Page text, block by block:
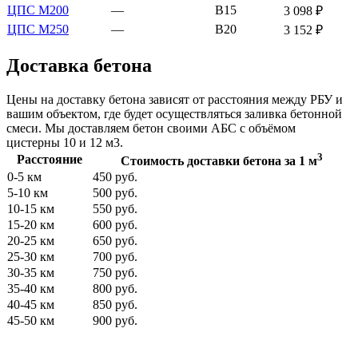
ЦПС М200
— В15
3 098 ₽
ЦПС М250
— В20 3 152 ₽
Доставка бетона
Цены на доставку бетона зависят от расстояния между РБУ и
вашим объектом, где будет осуществляться заливка бетонной
смеси. Мы доставляем бетон своими АБС с объёмом
цистерны 10 и 12 м3.
Расстояние
Стоимость доставки бетона за 1 м3
0-5 км
450 руб.
5-10 км
500 руб.
10-15 км
550 руб.
15-20 км
600 руб.
20-25 км
650 руб.
25-30 км
700 руб.
30-35 км
750 руб.
35-40 км
800 руб.
40-45 км
850 руб.
45-50 км
900 руб.